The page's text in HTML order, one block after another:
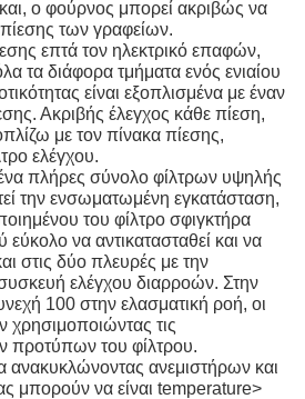
ο φούρνος μπορεί ακριβώς να
πίεσης των γραφείων.
επτά τον ηλεκτρικό επαφών,
τα διάφορα τμήματα ενός ενιαίου
είναι εξοπλισμένα με έναν
Ακριβής έλεγχος κάθε πίεση,
με τον πίνακα πίεσης,
ελέγχου.
πλήρες σύνολο φίλτρων υψηλής
την ενσωματωμένη εγκατάσταση,
του φίλτρο σφιγκτήρα
να αντικατασταθεί και να
στις δύο πλευρές με την
ελέγχου διαρροών. Στην
100 στην ελασματική ροή, οι
χρησιμοποιώντας τις
προτύπων του φίλτρου.
ανακυκλώνοντας ανεμιστήρων και
μπορούν να είναι temperature>